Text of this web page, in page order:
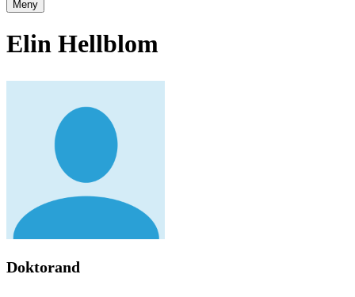
Meny
Elin Hellblom
Doktorand